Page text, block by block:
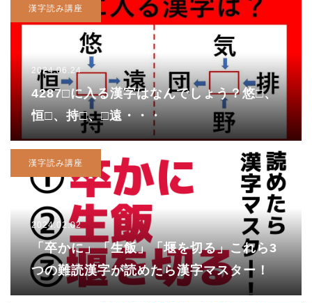
漢字読み講座
2024.06.24
4287□に入る漢字はなんでしょう？悠□、
恒□、持□、□遠・・・
漢字読み講座
2024.02.02
「卒かに」「生飯」「堰を切る」これら3
つの難読漢字が読めたら漢字マスター！